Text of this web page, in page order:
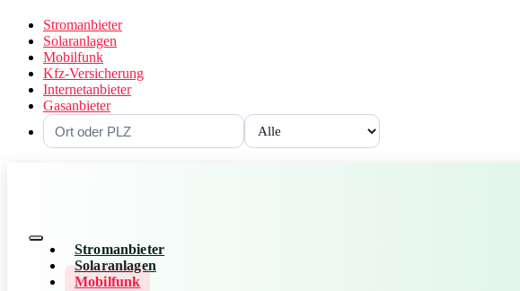
Stromanbieter
Solaranlagen
Mobilfunk
Kfz-Versicherung
Internetanbieter
Gasanbieter
Stromanbieter
Solaranlagen
Mobilfunk